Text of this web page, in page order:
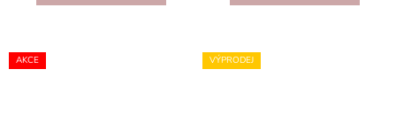
AKCE VÝPRODEJ